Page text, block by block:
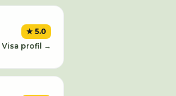
★ 5.0
Visa profil →